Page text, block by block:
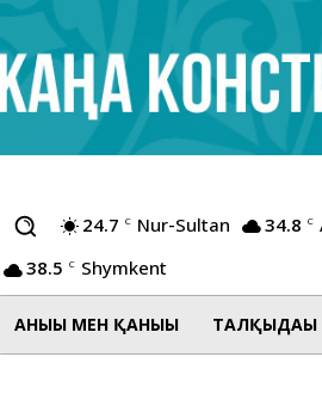
24.7 C Nur-Sultan 34.8 C
38.5 C Shymkent
АНЫҒЫ МЕН ҚАНЫҒЫ